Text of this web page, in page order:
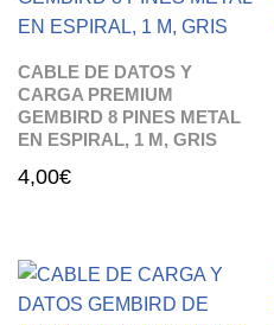
CABLE DE DATOS Y
CARGA PREMIUM
GEMBIRD 8 PINES METAL
EN ESPIRAL, 1 M, GRIS
4,00€